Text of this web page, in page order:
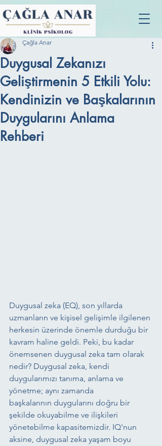
Duygusal Zekanızı
Geliştirmenin 5 Etkili Yolu:
Kendinizin ve Başkalarının
Duygularını Anlama
Rehberi
Çağla Anar
Duygusal zeka (EQ), son yıllarda
uzmanların ve kişisel gelişimle ilgilenen
herkesin üzerinde önemle durduğu bir
kavram haline geldi. Peki, bu kadar
önemsenen duygusal zeka tam olarak
nedir? Duygusal zeka, kendi
duygularımızı tanıma, anlama ve
yönetme; aynı zamanda
başkalarının duygularını doğru bir
şekilde okuyabilme ve ilişkileri
yönetebilme kapasitemizdir. IQ'nun
aksine, duygusal zeka yaşam boyu